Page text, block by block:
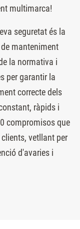
multimarca!
seguretat és la
manteniment
la normativa i
per garantir la
correcte dels
ràpids i
compromisos que
vetllant per
d'avaries i